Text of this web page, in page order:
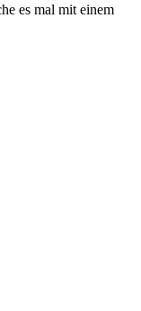
es mal mit einem